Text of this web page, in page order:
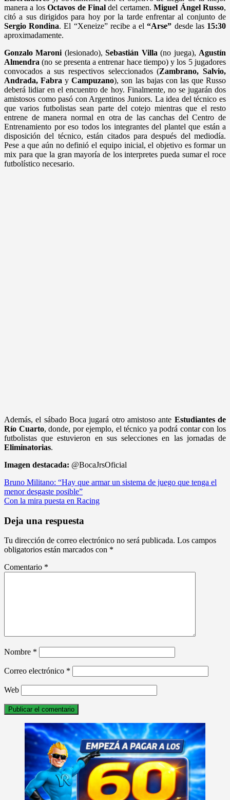
manera a losOctavos de Final del certamen.Miguel Ángel Russo,
citó a sus dirigidos para hoy por la tarde enfrentar al conjunto de
Sergio Rondina. El “Xeneize” recibe a el“Arse” desde las 15:30
aproximadamente.
Gonzalo Maroni (lesionado),Sebastián Villa (no juega), Agustín
Almendra (no se presenta a entrenar hace tiempo) y los 5 jugadores
convocados a sus respectivos seleccionados (Zambrano, Salvio,
Andrada, Fabray Campuzano), son las bajas con las que Russo
deberá lidiar en el encuentro de hoy. Finalmente, no se jugarán dos
amistosos como pasó con Argentinos Juniors. La idea del técnico es
que varios futbolistas sean parte del cotejo mientras que el resto
entrene de manera normal en otra de las canchas del Centro de
Entrenamiento por eso todos los integrantes del plantel que están a
disposición del técnico, están citados para después del mediodía.
Pese a que aún no definió el equipo inicial, el objetivo es formar un
mix para que la gran mayoría de los interpretes pueda sumar el roce
futbolístico necesario.
Además, el sábado Boca jugará otro amistoso ante Estudiantes de
Río Cuarto, donde, por ejemplo, el técnico ya podrá contar con los
futbolistas que estuvieron en sus selecciones en las jornadas de
Eliminatorias.
Imagen destacada: @BocaJrsOficial
Navegación
de
Bruno Militano: “Hay que armar un sistema de juego que tenga el
menor desgaste posible”
Con la mira puesta en Racing
Deja una respuesta
Tu dirección de correo electrónico no será publicada. Los campos
obligatorios están marcados con *
Comentario *
Nombre *
Correo electrónico *
Web